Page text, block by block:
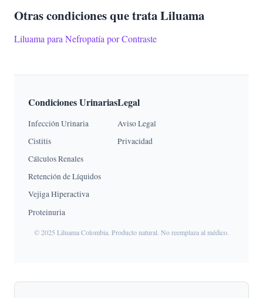
Otras condiciones que trata Liluama
Liluama para Nefropatía por Contraste
Condiciones Urinarias
Infección Urinaria
Cistitis
Cálculos Renales
Retención de Líquidos
Vejiga Hiperactiva
Proteinuria
Legal
Aviso Legal
Privacidad
© 2025 Liluama Colombia. Producto natural. No reemplaza al médico.